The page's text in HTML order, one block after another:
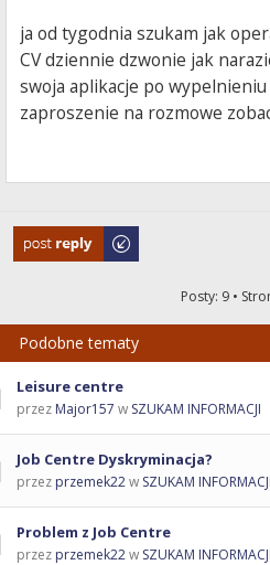
ja od tygodnia szukam jak
CV dziennie dzwonie jak
swoja aplikacje po
zaproszenie na rozmowe
Odpowiedz
Posty: 9 •
Podobne tematy
Leisure centre
przez Major157 w SZUKAM INFORMACJI
Job Centre Dyskryminacja?
przez przemek22w SZUKAM INFORMACJI
Problem z Job Centre
przez przemek22w SZUKAM INFORMACJI